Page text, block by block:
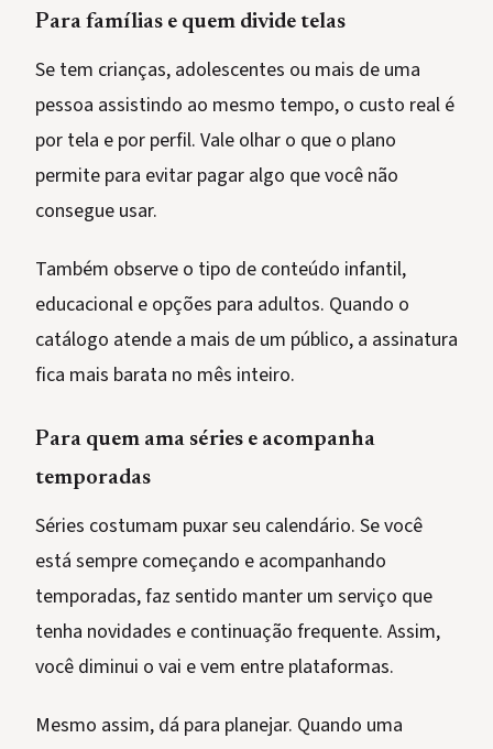
Para famílias e quem divide telas
Se tem crianças, adolescentes ou mais de uma
pessoa assistindo ao mesmo tempo, o custo real é
por tela e por perfil. Vale olhar o que o plano
permite para evitar pagar algo que você não
consegue usar.
Também observe o tipo de conteúdo infantil,
educacional e opções para adultos. Quando o
catálogo atende a mais de um público, a assinatura
fica mais barata no mês inteiro.
Para quem ama séries e acompanha
temporadas
Séries costumam puxar seu calendário. Se você
está sempre começando e acompanhando
temporadas, faz sentido manter um serviço que
tenha novidades e continuação frequente. Assim,
você diminui o vai e vem entre plataformas.
Mesmo assim, dá para planejar. Quando uma